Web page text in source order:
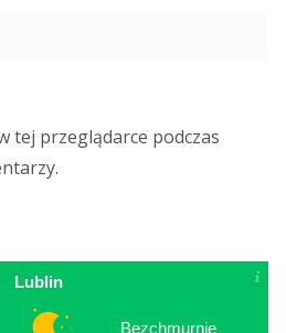
tej przeglądarce podczas
Lublin
Bezchmurnie